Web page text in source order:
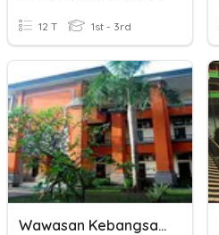
12 T 1st - 3rd
Wawasan Kebangsaan